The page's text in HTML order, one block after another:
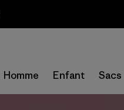
Homme Enfant Sacs